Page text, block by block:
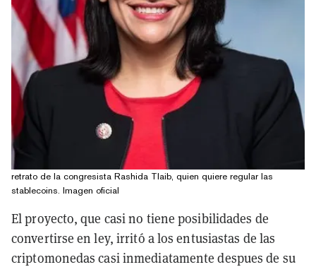
retrato de la congresista Rashida Tlaib, quien quiere regular las
stablecoins. Imagen oficial
El proyecto, que casi no tiene posibilidades de
convertirse en ley, irritó a los entusiastas de las
criptomonedas casi inmediatamente despues de su